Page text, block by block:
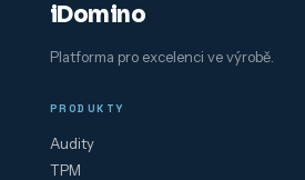
iDomino
Platforma pro excelenci ve výrobě.
PRODUKTY
Audity
TPM